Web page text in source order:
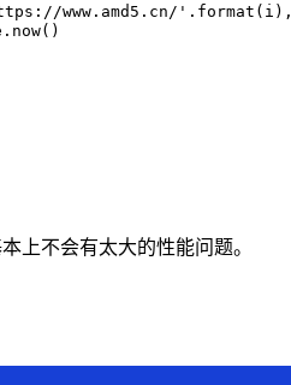
www.amd5.cn/'.format(i),
上不会有太大的性能问题。